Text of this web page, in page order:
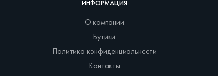
ИНФОРМАЦИЯ
О компании
Бутики
Политика конфиденциальности
Контакты